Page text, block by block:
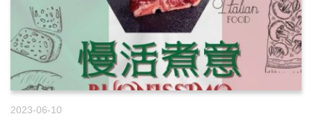
2023-06-10